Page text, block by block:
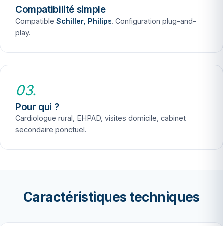
Compatibilité simple
Compatible Schiller, Philips. Configuration plug-and-
play.
03.
Pour qui ?
Cardiologue rural, EHPAD, visites domicile, cabinet
secondaire ponctuel.
Caractéristiques techniques